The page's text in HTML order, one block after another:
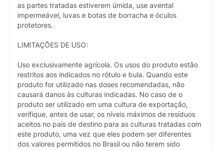
as partes tratadas estiverem úmida, use avental
impermeável, luvas e botas de borracha e óculos
protetores.
LIMITAÇÕES DE USO:
Uso exclusivamente agrícola. Os usos do produto estão
restritos aos indicados no rótulo e bula. Quando este
produto for utilizado nas doses recomendadas, não
causará danos às culturas indicadas. No caso de o
produto ser utilizado em uma cultura de exportação,
verifique, antes de usar, os níveis máximos de resíduos
aceitos no país de destino para as culturas tratadas com
este produto, uma vez que eles podem ser diferentes
dos valores permitidos no Brasil ou não terem sido